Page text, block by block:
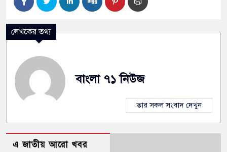
লেখকের তথ্য
বাংলা ৭১ নিউজ
তার সকল সংবাদ দেখুন
এ জাতীয় আরো খবর